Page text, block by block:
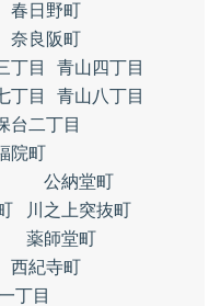
春日野町
奈良阪町
丁目
青山四丁目
丁目
青山八丁目
台二丁目
院町
公納堂町
川之上突抜町
薬師堂町
西紀寺町
丁目